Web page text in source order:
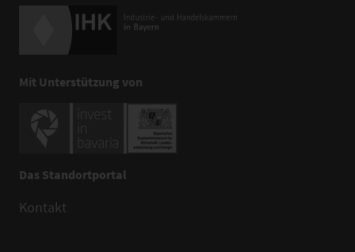
Mit Unterstützung von
Das Standortportal
Kontakt